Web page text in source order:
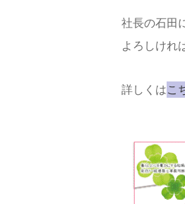
社長の石田
よろしけれ
詳しくはこ